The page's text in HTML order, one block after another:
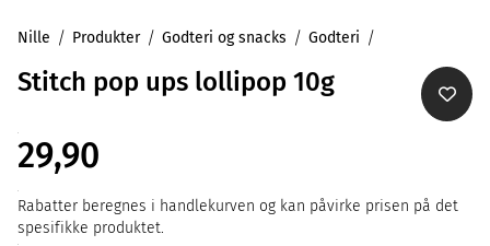
Nille Produkter Godteri og snacks Godteri
Stitch pop ups lollipop 10g
29,90
Rabatter beregnes i handlekurven og kan påvirke prisen på det
spesifikke produktet.